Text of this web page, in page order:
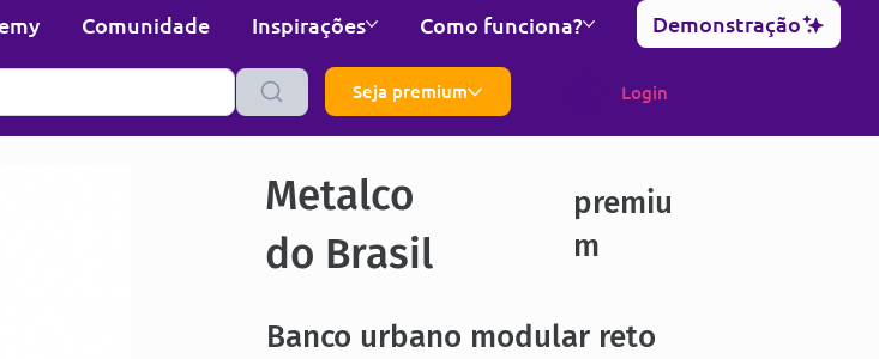
Comunidade Inspirações Como funciona? Demonstração
Seja premium Login
Metalco
do Brasil
premiu
m
Banco urbano modular reto